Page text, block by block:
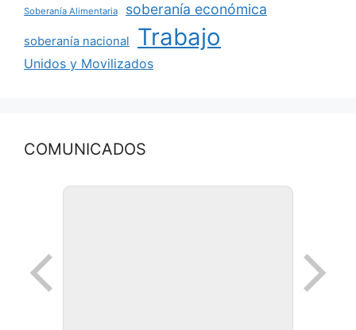
Soberanía Alimentaria soberanía económica
soberanía nacional Trabajo
Unidos y Movilizados
COMUNICADOS